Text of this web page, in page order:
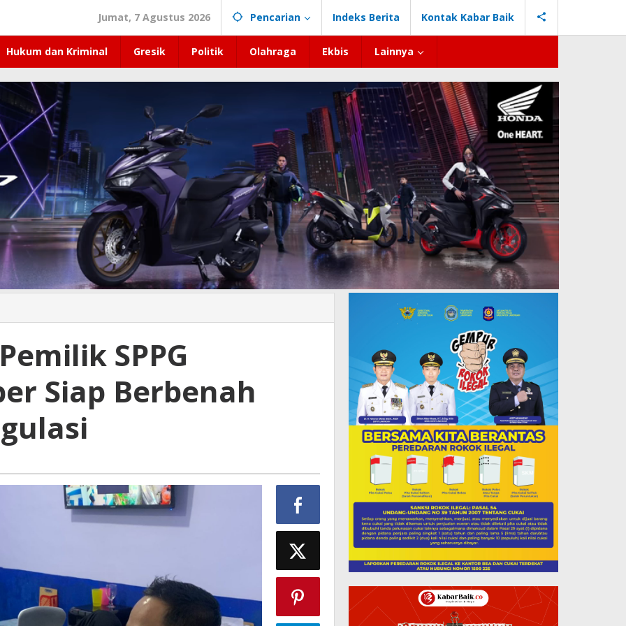
Jumat, 7 Agustus 2026 Pencarian Indeks Berita Kontak Kabar Baik
Hukum dan Kriminal Gresik Politik Olahraga Ekbis Lainnya
SPPG
Siap Berbenah